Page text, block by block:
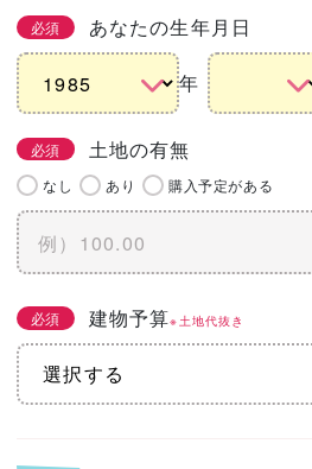
必須 あなたの生年月日
年
必須 土地の有無
なし あり 購入予定がある
必須 建物予算※土地代抜き